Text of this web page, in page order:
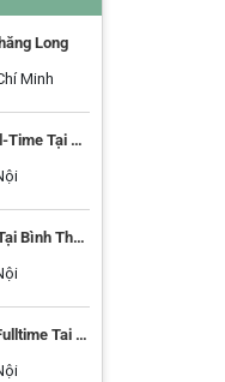
Long
Minh
Việc Làm Thêm Part-Time / Full-Time Tại Thủ Đức
Việc Làm Part-Time / Xoay Ca Tại Bình Thạnh
Việc Làm Bán Hàng Parttime / Fulltime Tai Store Quận 12 Tphcm